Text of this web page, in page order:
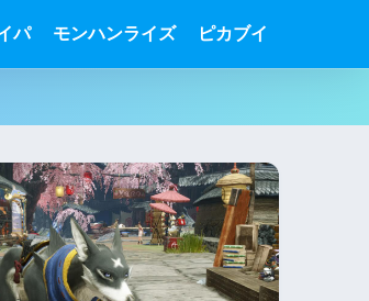
パ モンハンライズ ピカブイ